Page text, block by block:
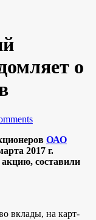
о
ОАО
2017 г.
составили
вклады, на карт-